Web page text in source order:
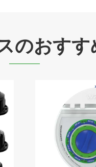
のおすす